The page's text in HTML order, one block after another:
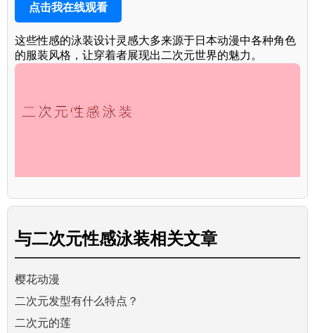
点击我在线观看
这些性感的泳装设计灵感大多来源于日本动漫中各种角色
的服装风格，让穿着者展现出二次元世界的魅力。
与二次元性感泳装相关文章
樱花动漫
二次元发型有什么特点？
二次元的莲